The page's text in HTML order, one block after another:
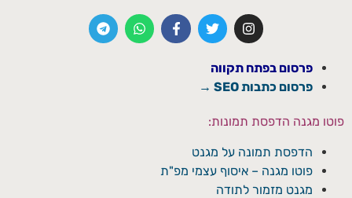
פרסום בפתח תקווה
פרסום כתבות SEO →
פוטו מגנה הדפסת תמונות:
הדפסת תמונה על מגנט
פוטו מגנה – איסוף עצמי מפ"ת
מגנט מזמור לתודה